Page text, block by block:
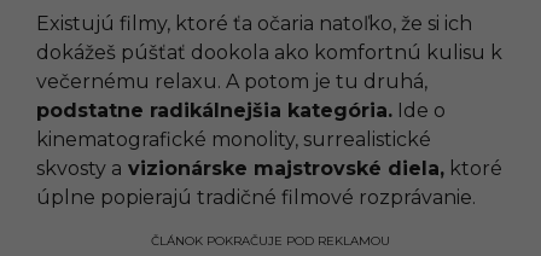
0
7
2
0
2
6
,
1
1
Existujú filmy, ktoré ťa očaria natoľko, že si ich
dokážeš púšťať dookola ako komfortnú kulisu k
večernému relaxu. A potom je tu druhá,
podstatne radikálnejšia kategória. Ide o
kinematografické monolity, surrealistické
skvosty a vizionárske majstrovské diela, ktoré
úplne popierajú tradičné filmové rozprávanie.
ČLÁNOK POKRAČUJE POD REKLAMOU